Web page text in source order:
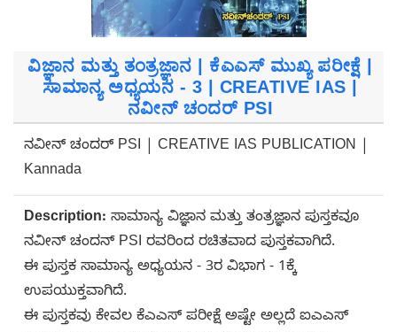
ವಿಜ್ಞಾನ ಮತ್ತು ತಂತ್ರಜ್ಞಾನ | ಕೆಎಎಸ್ ಮುಖ್ಯ ಪರೀಕ್ಷೆ |
ಸಾಮಾನ್ಯ ಅಧ್ಯಯನ - 3 | CREATIVE IAS |
ನವೀನ್ ಚಂದರ್ PSI
ನವೀನ್ ಚಂದರ್ PSI | CREATIVE IAS PUBLICATION |
Kannada
Description: ಸಾಮಾನ್ಯ ವಿಜ್ಞಾನ ಮತ್ತು ತಂತ್ರಜ್ಞಾನ ಪುಸ್ತಕವೂ
ನವೀನ್ ಚಂದನ್ PSI ರವರಿಂದ ರಚಿತವಾದ ಪುಸ್ತಕವಾಗಿದೆ.
ಈ ಪುಸ್ತಕ ಸಾಮಾನ್ಯ ಅಧ್ಯಯನ - 3ರ ವಿಭಾಗ - 1ಕ್ಕೆ
ಉಪಯುಕ್ತವಾಗಿದೆ.
ಈ ಪುಸ್ತಕವು ಕೇವಲ ಕೆಎಎಸ್ ಪರೀಕ್ಷೆ ಅಷ್ಟೇ ಅಲ್ಲದೆ ಐಎಎಸ್